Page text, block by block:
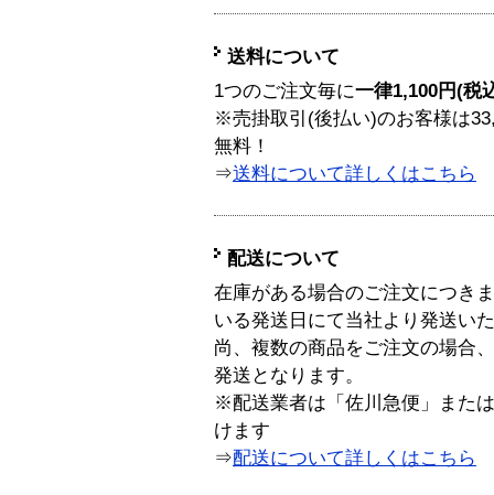
送料について
1つのご注文毎に一律1,100円(税
※売掛取引(後払い)のお客様は
無料！
⇒送料について詳しくはこちら
配送について
在庫がある場合のご注文につき
いる発送日にて当社より発送い
尚、複数の商品をご注文の場合
発送となります。
※配送業者は「佐川急便」また
けます
⇒配送について詳しくはこちら